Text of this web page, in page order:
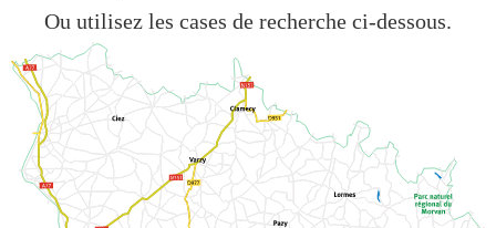
Ou utilisez les cases de recherche ci-dessous.